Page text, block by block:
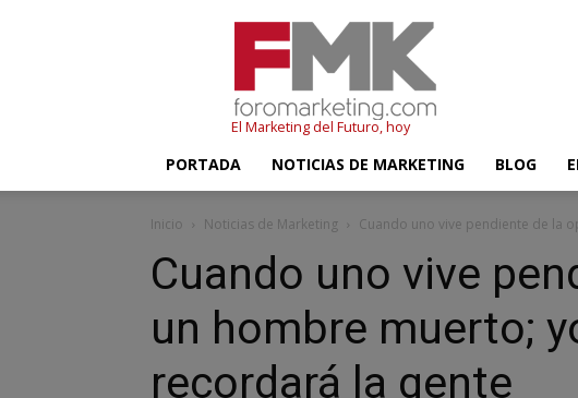
El Marketing del Futuro, hoy
PORTADA NOTICIAS DE MARKETING BLOG
Inicio Noticias de Marketing Cuando uno vive pendiente de la
Cuando uno vive
un hombre muerto;
recordará la gente